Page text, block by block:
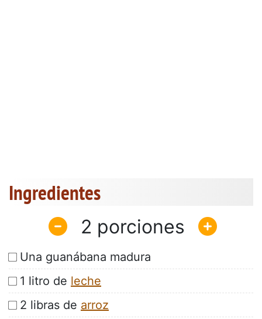
Ingredientes
2
Una guanábana madura
1 litro de leche
2 libras de arroz